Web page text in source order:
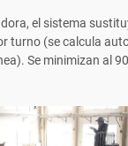
el sistema
turno (se calcula
Se minimizan al